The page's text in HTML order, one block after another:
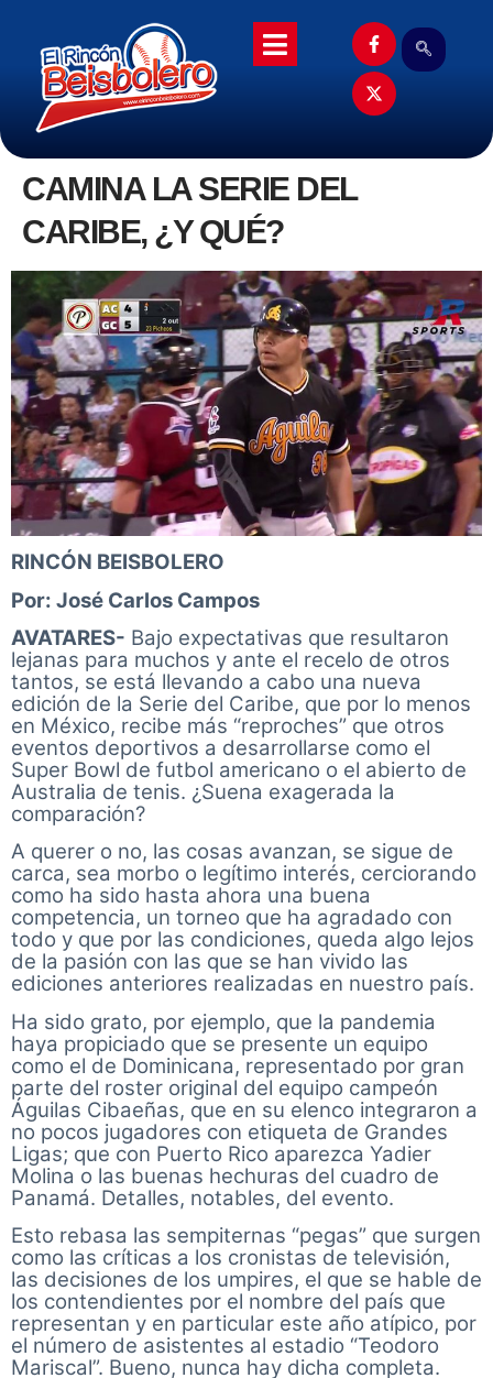
CAMINA LA SERIE DEL
CARIBE, ¿Y QUÉ?
RINCÓN BEISBOLERO
Por: José Carlos Campos
AVATARES- Bajo expectativas que resultaron
lejanas para muchos y ante el recelo de otros
tantos, se está llevando a cabo una nueva
edición de la Serie del Caribe, que por lo menos
en México, recibe más “reproches” que otros
eventos deportivos a desarrollarse como el
Super Bowl de futbol americano o el abierto de
Australia de tenis. ¿Suena exagerada la
comparación?
A querer o no, las cosas avanzan, se sigue de
carca, sea morbo o legítimo interés, cerciorando
como ha sido hasta ahora una buena
competencia, un torneo que ha agradado con
todo y que por las condiciones, queda algo lejos
de la pasión con las que se han vivido las
ediciones anteriores realizadas en nuestro país.
Ha sido grato, por ejemplo, que la pandemia
haya propiciado que se presente un equipo
como el de Dominicana, representado por gran
parte del roster original del equipo campeón
Águilas Cibaeñas, que en su elenco integraron a
no pocos jugadores con etiqueta de Grandes
Ligas; que con Puerto Rico aparezca Yadier
Molina o las buenas hechuras del cuadro de
Panamá. Detalles, notables, del evento.
Esto rebasa las sempiternas “pegas” que surgen
como las críticas a los cronistas de televisión,
las decisiones de los umpires, el que se hable de
los contendientes por el nombre del país que
representan y en particular este año atípico, por
el número de asistentes al estadio “Teodoro
Mariscal”. Bueno, nunca hay dicha completa.